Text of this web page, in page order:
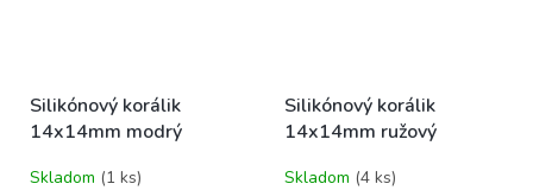
Silikónový korálik
14x14mm modrý
Skladom (1 ks)
Silikónový korálik
14x14mm ružový
Skladom (4 ks)